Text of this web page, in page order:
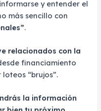
y entender el
más sencillo con
.
relacionados con la
financiamiento
“brujos”.
la información